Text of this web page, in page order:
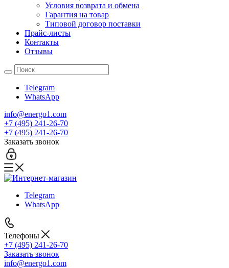
Условия возврата и обмена
Гарантия на товар
Типовой договор поставки
Прайс-листы
Контакты
Отзывы
Telegram
WhatsApp
info@energo1.com
+7 (495) 241-26-70
+7 (495) 241-26-70
Заказать звонок
Telegram
WhatsApp
Телефоны
+7 (495) 241-26-70
Заказать звонок
info@energo1.com